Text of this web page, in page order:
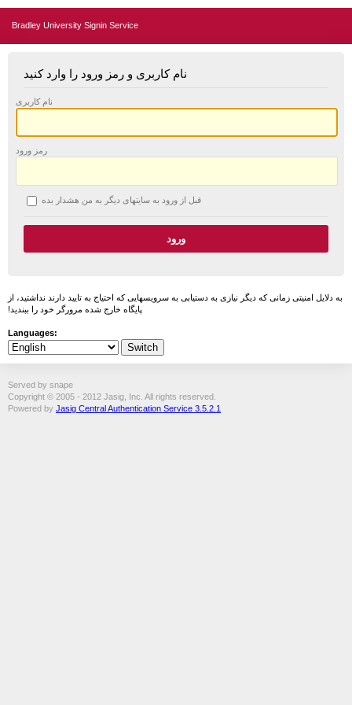
Bradley University Signin Service
نام کاربری و رمز ورود را وارد کنید
نام کاربری
رمز ورود
قبل از ورود به سایتهای دیگر به من هشدار بده
به دلایل امنیتی زمانی که دیگر نیازی به دستیابی به سرویسهایی که احتیاج به تایید دارند نداشتید، از
پایگاه خارج شده مرورگر خود را ببندید!
Languages:
Served by snape
Copyright © 2005 - 2012 Jasig, Inc. All rights reserved.
Powered by Jasig Central Authentication Service 3.5.2.1